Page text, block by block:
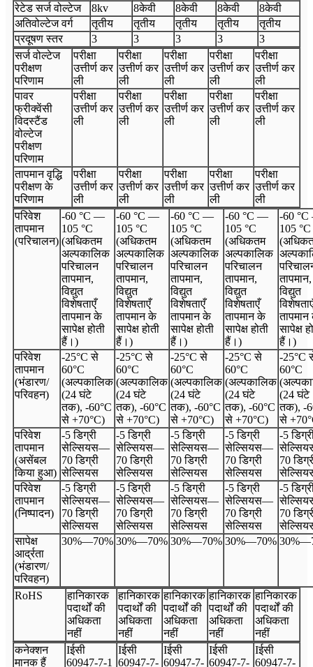
रेटेड सर्ज वोल्टेज 8kv 8केवी 8केवी 8केवी
8केवी
अतिवोल्टेज वर्ग
तृतीय तृतीय तृतीय तृतीय
तृतीय
प्रदूषण स्तर
3 3 3 3
3
सर्ज वोल्टेज
परीक्षण
परिणाम
परीक्षा
उत्तीर्ण कर
ली
परीक्षा
उत्तीर्ण कर
ली
परीक्षा
उत्तीर्ण कर
ली
परीक्षा
उत्तीर्ण कर
ली
परीक्षा
उत्तीर्ण कर
ली
पावर
फ्रीक्वेंसी
विदस्टैंड
वोल्टेज
परीक्षण
परिणाम
परीक्षा
उत्तीर्ण कर
ली
परीक्षा
उत्तीर्ण कर
ली
परीक्षा
उत्तीर्ण कर
ली
परीक्षा
उत्तीर्ण कर
ली
परीक्षा
उत्तीर्ण कर
ली
तापमान वृद्धि
परीक्षण के
परिणाम
परीक्षा
उत्तीर्ण कर
ली
परीक्षा
उत्तीर्ण कर
ली
परीक्षा
उत्तीर्ण कर
ली
परीक्षा
उत्तीर्ण कर
ली
परीक्षा
उत्तीर्ण कर
ली
परिवेश
तापमान
(परिचालन)
-60 °C —
105 °C
(अधिकतम
अल्पकालिक
परिचालन
तापमान,
विद्युत
विशेषताएँ
तापमान के
सापेक्ष होती
हैं।)
-60 °C —
105 °C
(अधिकतम
अल्पकालिक
परिचालन
तापमान,
विद्युत
विशेषताएँ
तापमान के
सापेक्ष होती
हैं।)
-60 °C —
105 °C
(अधिकतम
अल्पकालिक
परिचालन
तापमान,
विद्युत
विशेषताएँ
तापमान के
सापेक्ष होती
हैं।)
-60 °C —
105 °C
(अधिकतम
अल्पकालिक
परिचालन
तापमान,
विद्युत
विशेषताएँ
तापमान के
सापेक्ष होती
हैं।)
-60
105 °C
तापमान,
विद्युत
सापेक्ष
हैं।)
परिवेश
तापमान
(भंडारण/
परिवहन)
-25°C से
60°C
(अल्पकालिक
(24 घंटे
तक), -60°C
से +70°C)
-25°C से
60°C
(अल्पकालिक
(24 घंटे
तक), -60°C
से +70°C)
-25°C से
60°C
(अल्पकालिक
(24 घंटे
तक), -60°C
से +70°C)
-25°C से
60°C
(अल्पकालिक
(24 घंटे
तक), -60°C
से +70°C)
-25°C
60°C
(24 घंटे
तक), -
से
परिवेश
तापमान
(असेंबल
किया हुआ)
-5 डिग्री
सेल्सियस—
70 डिग्री
सेल्सियस
-5 डिग्री
सेल्सियस—
70 डिग्री
सेल्सियस
-5 डिग्री
सेल्सियस—
70 डिग्री
सेल्सियस
-5 डिग्री
सेल्सियस—
70 डिग्री
सेल्सियस
-5
70
परिवेश
तापमान
(निष्पादन)
-5 डिग्री
सेल्सियस—
70 डिग्री
सेल्सियस
-5 डिग्री
सेल्सियस—
70 डिग्री
सेल्सियस
-5 डिग्री
सेल्सियस—
70 डिग्री
सेल्सियस
-5 डिग्री
सेल्सियस—
70 डिग्री
सेल्सियस
-5
70
सापेक्ष
आर्द्रता
(भंडारण/
परिवहन)
30%—70% 30%—70% 30%—70% 30%—70% 30%—
RoHS
हानिकारक
पदार्थों की
अधिकता
नहीं
हानिकारक
पदार्थों की
अधिकता
नहीं
हानिकारक
पदार्थों की
अधिकता
नहीं
हानिकारक
पदार्थों की
अधिकता
नहीं
हानिकारक
पदार्थों की
अधिकता
नहीं
कनेक्शन
मानक हैं
Iईसी
60947-7-1
Iईसी
60947-7-
Iईसी
60947-7-
Iईसी
60947-7-
Iईसी
60947-7-